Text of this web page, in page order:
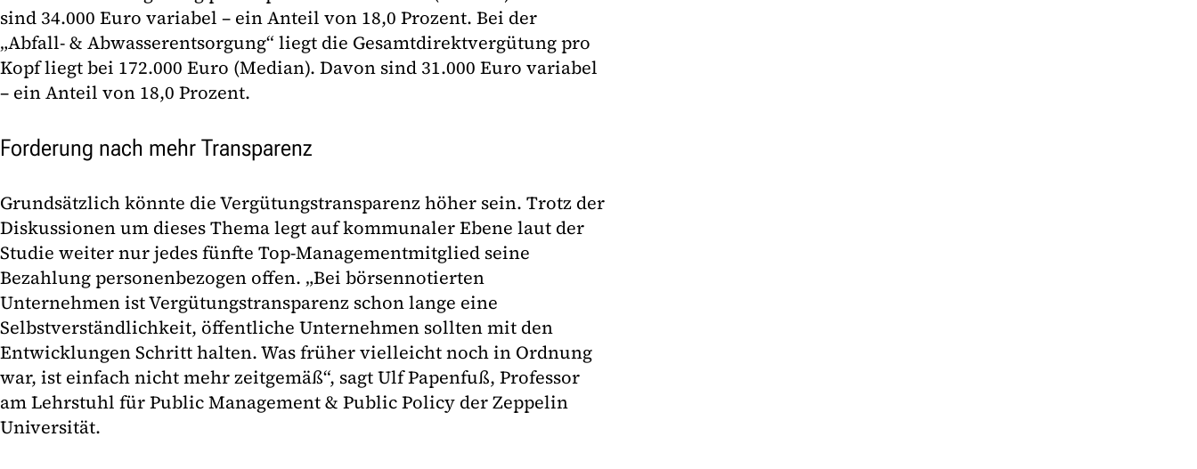
sind 34.000 Euro variabel – ein Anteil von 18,0 Prozent. Bei der
„Abfall- & Abwasserentsorgung“ liegt die Gesamtdirektvergütung pro
Kopf liegt bei 172.000 Euro (Median). Davon sind 31.000 Euro variabel
– ein Anteil von 18,0 Prozent.
Forderung nach mehr Transparenz
Grundsätzlich könnte die Vergütungstransparenz höher sein. Trotz der
Diskussionen um dieses Thema legt auf kommunaler Ebene laut der
Studie weiter nur jedes fünfte Top-Managementmitglied seine
Bezahlung personenbezogen offen. „Bei börsennotierten
Unternehmen ist Vergütungstransparenz schon lange eine
Selbstverständlichkeit, öffentliche Unternehmen sollten mit den
Entwicklungen Schritt halten. Was früher vielleicht noch in Ordnung
war, ist einfach nicht mehr zeitgemäß“, sagt Ulf Papenfuß, Professor
am Lehrstuhl für Public Management & Public Policy der Zeppelin
Universität.